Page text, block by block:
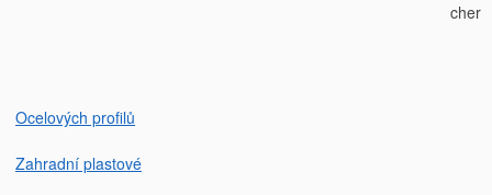
cher
Ocelových profilů
Zahradní plastové